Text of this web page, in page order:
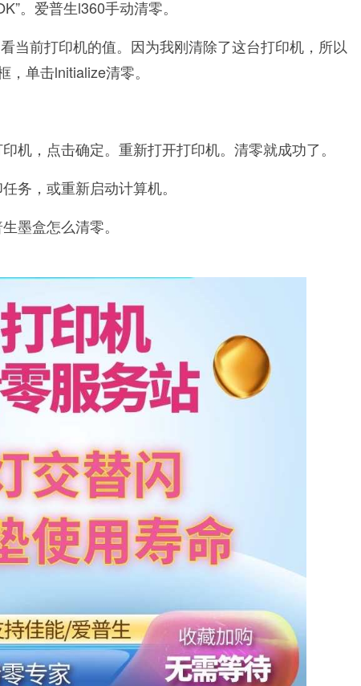
。爱普生l360手动清零。
当前打印机的值。因为我刚清除了这台打印机，所以
单击lnitialize清零。
机，点击确定。重新打开打印机。清零就成功了。
务，或重新启动计算机。
墨盒怎么清零。